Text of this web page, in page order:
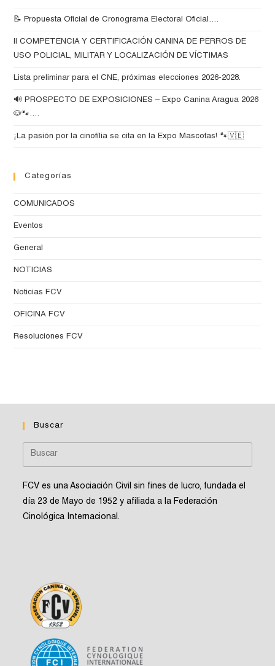
📝 Propuesta Oficial de Cronograma Electoral Oficial….
II COMPETENCIA Y CERTIFICACIÓN CANINA DE PERROS DE
USO POLICIAL, MILITAR Y LOCALIZACIÓN DE VÍCTIMAS
Lista preliminar para el CNE, próximas elecciones 2026-2028.
🔊 PROSPECTO DE EXPOSICIONES – Expo Canina Aragua 2026
🐶🐾….
¡La pasión por la cinofília se cita en la Expo Mascotas! 🐾🇻🇪
Categorías
COMUNICADOS
Eventos
General
NOTICIAS
Noticias FCV
OFICINA FCV
Resoluciones FCV
Buscar
FCV es una Asociación Civil sin fines de lucro, fundada el
día 23 de Mayo de 1952 y afiliada a la Federación
Cinológica Internacional.